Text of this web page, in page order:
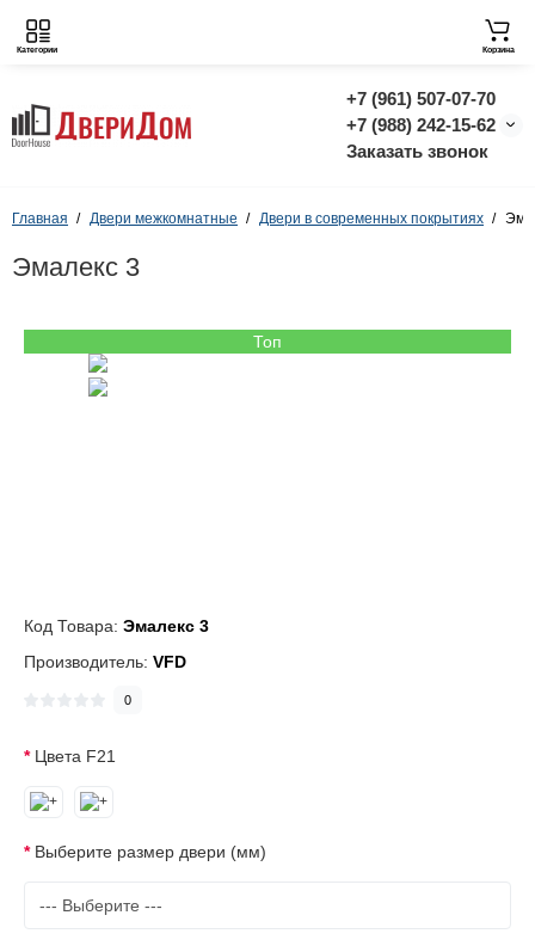
+7 (961) 507-07-70
+7 (988) 242-15-62
Заказать звонок
Категории Корзина
Главная Двери межкомнатные Двери в современных покрытиях
Эмалекс 3
Топ
Код Товара: Эмалекс 3
Производитель: VFD
0
Цвета F21
Выберите размер двери (мм)